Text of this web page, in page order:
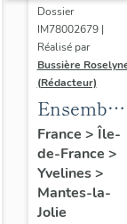
Dossier
IM78002679 |
Réalisé par
Bussière
(Rédacteur)
Ensemble
de 17
culots
France > Île-
de-France >
Yvelines>
Mantes-la-
Jolie